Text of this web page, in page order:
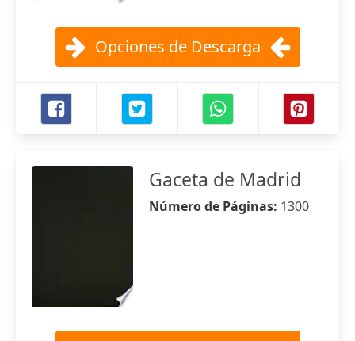
Opciones de Descarga
Gaceta de Madrid
Número de Páginas: 1300